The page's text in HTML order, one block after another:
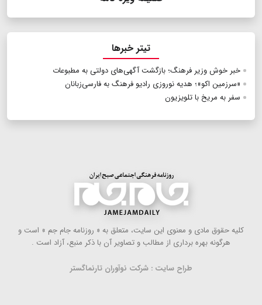
تیتر خبرها
خبر خوش وزیر فرهنگ؛ بازگشت آگهی‌های دولتی به مطبوعات
«سرزمین اکو»؛ هدیه نوروزی رادیو فرهنگ به فارسی‌زبانان
سفر به مریخ با تلویزیون
كلیه حقوق مادی و معنوی این سایت، متعلق به « روزنامه جام جم » است و
هرگونه بهره ‌برداری از مطالب و تصاویر آن با ذكر منبع، آزاد است .
طراح سایت : شرکت نوآوران تارنماگستر